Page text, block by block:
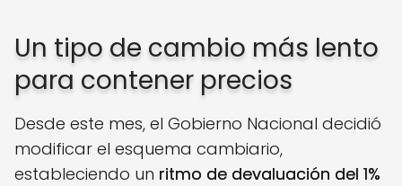
Un tipo de cambio más lento
para contener precios
Desde este mes, el Gobierno Nacional decidió
modificar el esquema cambiario,
estableciendo un ritmo de devaluación del 1%